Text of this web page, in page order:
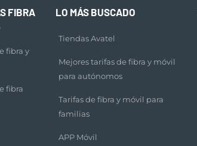
FIBRA
fibra y
fibra
LO MÁS BUSCADO
Tiendas Avatel
Mejores tarifas de fibra y móvil
para autónomos
Tarifas de fibra y móvil para
familias
APP Móvil